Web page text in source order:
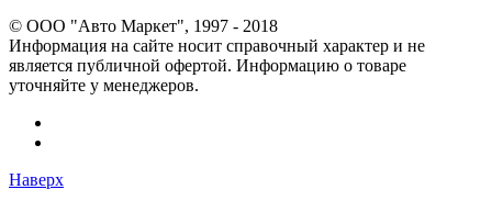
© OOO "Авто Маркет", 1997 - 2018
Информация на сайте носит справочный характер и не
является публичной офертой. Информацию о товаре
уточняйте у менеджеров.
Наверх